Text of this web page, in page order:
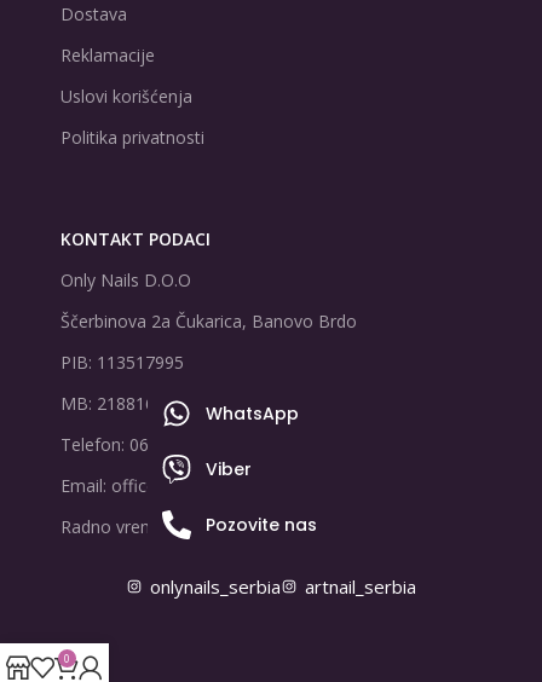
Dostava
Reklamacije
Uslovi korišćenja
Politika privatnosti
KONTAKT PODACI
Only Nails D.O.O
Ščerbinova 2a Čukarica, Banovo Brdo
PIB: 113517995
MB: 21881678
Telefon: 065/8047888
Email: office@onlynails.rs
Radno vreme: PON-PET | 9-17h
onlynails_serbia artnail_serbia
0
WhatsApp
Viber
Pozovite nas